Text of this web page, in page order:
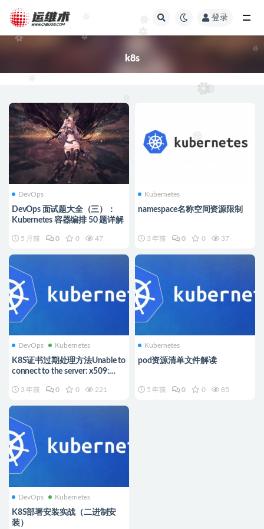
登录
k8s
DevOps
DevOps 面试题大全（三）：
Kubernetes 容器编排 50 题详解
5 月前 0 0 47
Kubernetes
namespace名称空间资源限制
3 年前 0 0 37
DevOps Kubernetes
K8S证书过期处理方法Unable to
connect to the server: x509:
yet valid
3 年前 0 0 221
Kubernetes
pod资源清单文件解读
5 年前 0 0 85
DevOps Kubernetes
K8S部署安装实战（二进制安
装）